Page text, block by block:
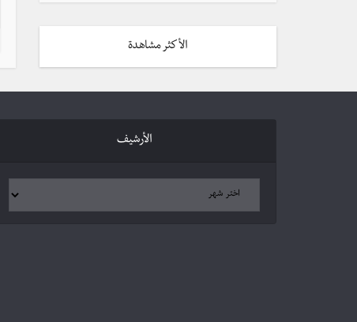
الأكثر مشاهدة
الأرشيف